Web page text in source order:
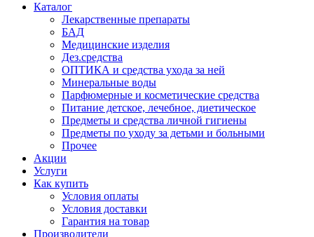
Каталог
Лекарственные препараты
БАД
Медицинские изделия
Дез.средства
ОПТИКА и средства ухода за ней
Минеральные воды
Парфюмерные и косметические средства
Питание детское, лечебное, диетическое
Предметы и средства личной гигиены
Предметы по уходу за детьми и больными
Прочее
Акции
Услуги
Как купить
Условия оплаты
Условия доставки
Гарантия на товар
Производители